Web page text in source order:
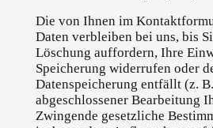
Die von Ihnen im
Daten verbleiben bei uns, bis
Löschung auffordern, Ihre
Speicherung widerrufen oder
Datenspeicherung entfällt (z.
abgeschlossener Bearbeitung
Zwingende gesetzliche